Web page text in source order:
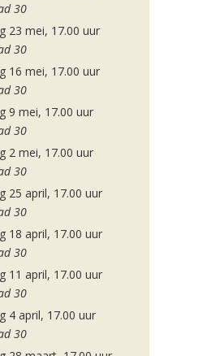
30
23 mei, 17.00 uur
30
16 mei, 17.00 uur
30
9 mei, 17.00 uur
30
2 mei, 17.00 uur
30
25 april, 17.00 uur
30
18 april, 17.00 uur
30
11 april, 17.00 uur
30
4 april, 17.00 uur
30